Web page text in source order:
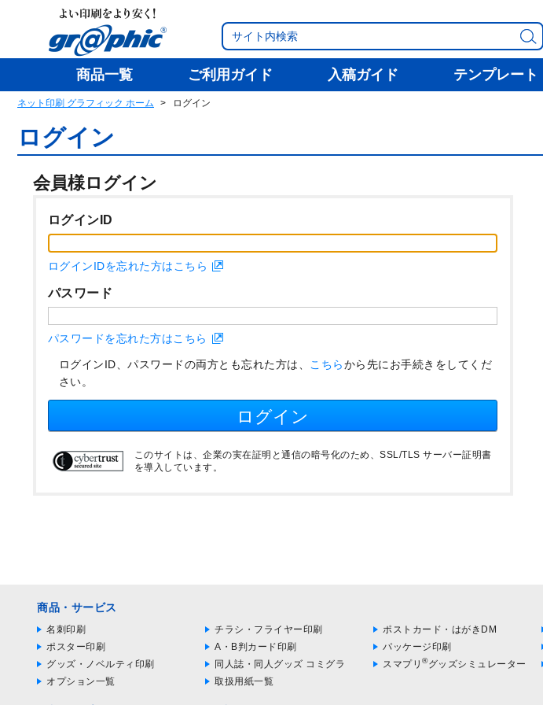
商品一覧 ご利用ガイド 入稿ガイド テンプレート
ネット印刷 グラフィック ホーム ログイン
ログイン
会員様ログイン
ログインID
ログインIDを忘れた方はこちら
パスワード
パスワードを忘れた方はこちら
ログインID、パスワードの両方とも忘れた方は、 こちらから先にお手続きをしてくだ
さい。
ログイン
このサイトは、企業の実在証明と通信の暗号化のため、SSL/TLS サーバー証明書
を導入しています。
商品・サービス
名刺印刷 チラシ・フライヤー印刷 ポストカード・はがきDM
ポスター印刷
A・B判カード印刷 パッケージ印刷
グッズ・ノベルティ印刷
同人誌・同人グッズ コミグラ スマプリ ®グッズシミュレーター
オプション一覧
取扱用紙一覧